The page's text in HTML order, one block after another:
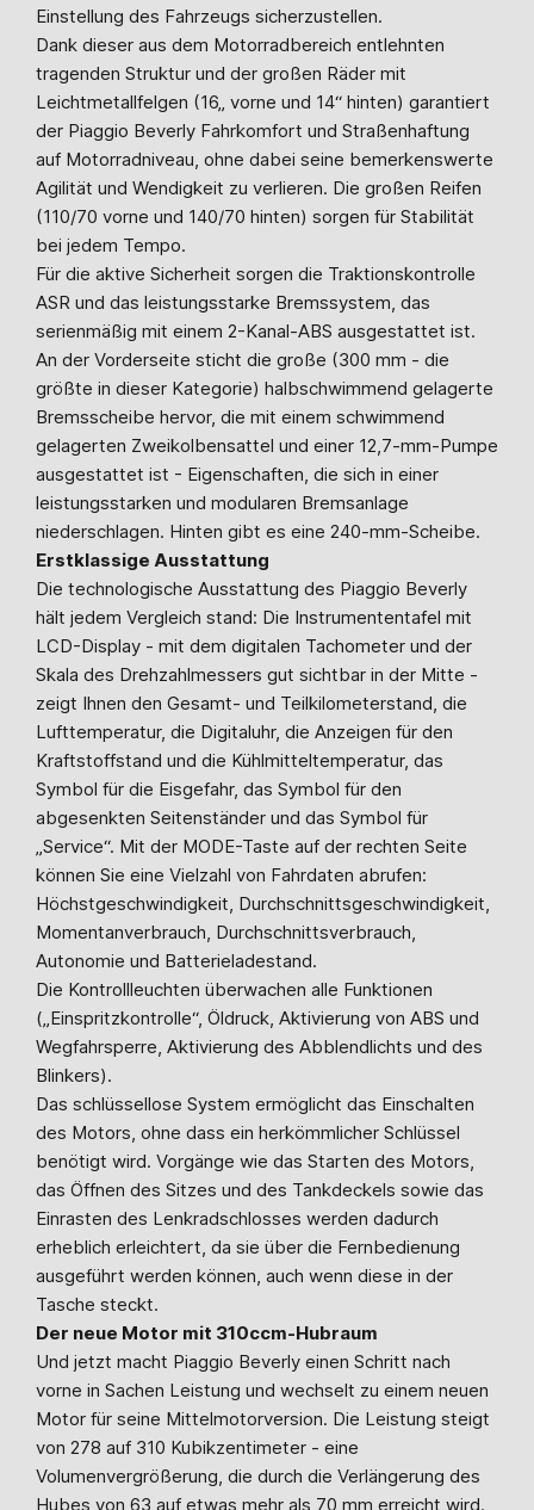
Einstellung des Fahrzeugs sicherzustellen.
Dank dieser aus dem Motorradbereich entlehnten
tragenden Struktur und der großen Räder mit
Leichtmetallfelgen (16„ vorne und 14“ hinten) garantiert
der Piaggio Beverly Fahrkomfort und Straßenhaftung
auf Motorradniveau, ohne dabei seine bemerkenswerte
Agilität und Wendigkeit zu verlieren. Die großen Reifen
(110/70 vorne und 140/70 hinten) sorgen für Stabilität
bei jedem Tempo.
Für die aktive Sicherheit sorgen die Traktionskontrolle
ASR und das leistungsstarke Bremssystem, das
serienmäßig mit einem 2-Kanal-ABS ausgestattet ist.
An der Vorderseite sticht die große (300 mm - die
größte in dieser Kategorie) halbschwimmend gelagerte
Bremsscheibe hervor, die mit einem schwimmend
gelagerten Zweikolbensattel und einer 12,7-mm-Pumpe
ausgestattet ist - Eigenschaften, die sich in einer
leistungsstarken und modularen Bremsanlage
niederschlagen. Hinten gibt es eine 240-mm-Scheibe.
Erstklassige Ausstattung
Die technologische Ausstattung des Piaggio Beverly
hält jedem Vergleich stand: Die Instrumententafel mit
LCD-Display - mit dem digitalen Tachometer und der
Skala des Drehzahlmessers gut sichtbar in der Mitte -
zeigt Ihnen den Gesamt- und Teilkilometerstand, die
Lufttemperatur, die Digitaluhr, die Anzeigen für den
Kraftstoffstand und die Kühlmitteltemperatur, das
Symbol für die Eisgefahr, das Symbol für den
abgesenkten Seitenständer und das Symbol für
„Service“. Mit der MODE-Taste auf der rechten Seite
können Sie eine Vielzahl von Fahrdaten abrufen:
Höchstgeschwindigkeit, Durchschnittsgeschwindigkeit,
Momentanverbrauch, Durchschnittsverbrauch,
Autonomie und Batterieladestand.
Die Kontrollleuchten überwachen alle Funktionen
(„Einspritzkontrolle“, Öldruck, Aktivierung von ABS und
Wegfahrsperre, Aktivierung des Abblendlichts und des
Blinkers).
Das schlüssellose System ermöglicht das Einschalten
des Motors, ohne dass ein herkömmlicher Schlüssel
benötigt wird. Vorgänge wie das Starten des Motors,
das Öffnen des Sitzes und des Tankdeckels sowie das
Einrasten des Lenkradschlosses werden dadurch
erheblich erleichtert, da sie über die Fernbedienung
ausgeführt werden können, auch wenn diese in der
Tasche steckt.
Der neue Motor mit 310ccm-Hubraum
Und jetzt macht Piaggio Beverly einen Schritt nach
vorne in Sachen Leistung und wechselt zu einem neuen
Motor für seine Mittelmotorversion. Die Leistung steigt
von 278 auf 310 Kubikzentimeter - eine
Volumenvergrößerung, die durch die Verlängerung des
Hubes von 63 auf etwas mehr als 70 mm erreicht wird.